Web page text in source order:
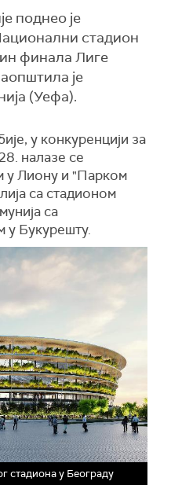
поднео је
стадион
финала Лиге
је
(Уефа).
у конкуренцији за
налазе се
у Лиону и "Парком
са стадионом
са
у Букурешту.
стадиона у Београду